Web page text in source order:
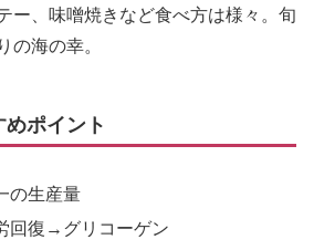
ー、味噌焼きなど食べ方は様々。旬
の海の幸。
ポイント
の生産量
回復→グリコーゲン